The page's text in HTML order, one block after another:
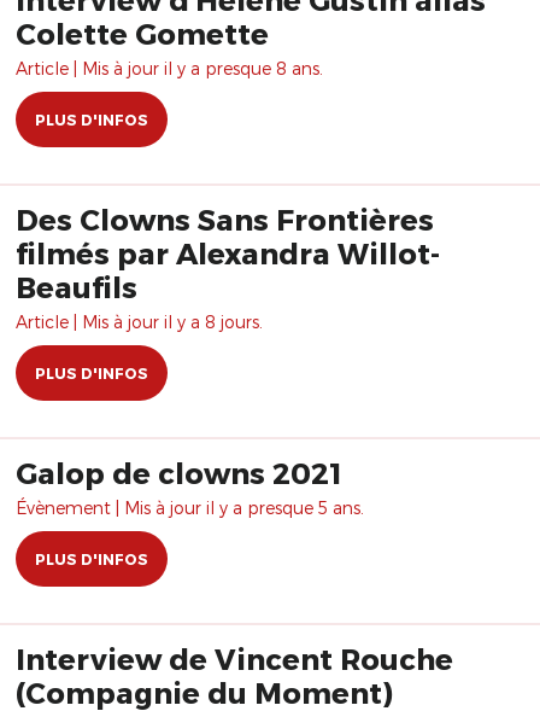
Colette Gomette
Article | Mis à jour il y a presque 8 ans.
PLUS D'INFOS
Des Clowns Sans Frontières
filmés par Alexandra Willot-
Beaufils
Article | Mis à jour il y a 8 jours.
PLUS D'INFOS
Galop de clowns 2021
Évènement | Mis à jour il y a presque 5 ans.
PLUS D'INFOS
Interview de Vincent Rouche
(Compagnie du Moment)